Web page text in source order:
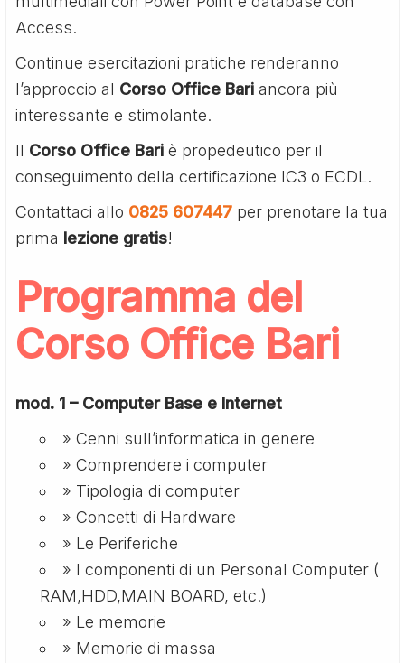
Access.
Continue esercitazioni pratiche renderanno
l’approccio al Corso Office Bariancora più
interessante e stimolante.
Il Corso Office Bari è propedeutico per il
conseguimento della certificazione IC3 o ECDL.
Contattaci allo 0825 607447 per prenotare la tua
prima lezione gratis!
Programma del
Corso Office Bari
mod. 1 – Computer Base e Internet
» Cenni sull’informatica in genere
» Comprendere i computer
» Tipologia di computer
» Concetti di Hardware
» Le Periferiche
» I componenti di un Personal Computer (
RAM,HDD,MAIN BOARD, etc.)
» Le memorie
» Memorie di massa